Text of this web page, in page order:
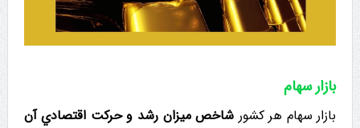
بازار سهام
بازار سهام هر کشور شاخص میزان رشد و حرکت اقتصادي آن